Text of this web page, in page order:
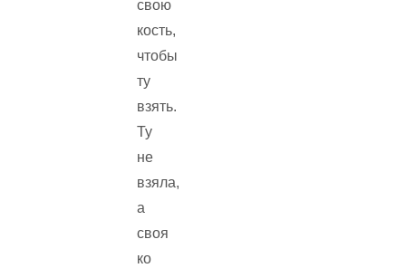
свою
кость,
чтобы
ту
взять.
Ту
не
взяла,
а
своя
ко